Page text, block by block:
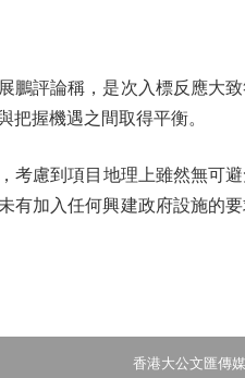
評論稱，是次入標反應大
把握機遇之間取得平衡。
慮到項目地理上雖然無可避
有加入任何興建政府設施的
香港大公文匯傳